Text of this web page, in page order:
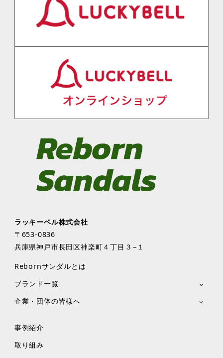
ラッキーベル株式会社
〒653-0836
兵庫県神戸市長田区神楽町４丁目３−１
Rebornサンダルとは
ブランド一覧
企業・団体の皆様へ
事例紹介
取り組み